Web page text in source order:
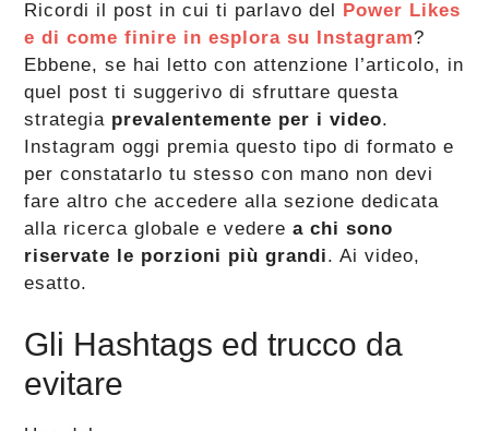
Ricordi il post in cui ti parlavo del Power Likes
e di come finire in esplora su Instagram?
Ebbene, se hai letto con attenzione l’articolo, in
quel post ti suggerivo di sfruttare questa
strategia prevalentemente per i video.
Instagram oggi premia questo tipo di formato e
per constatarlo tu stesso con mano non devi
fare altro che accedere alla sezione dedicata
alla ricerca globale e vederea chi sono
riservate le porzioni più grandi. Ai video,
esatto.
Gli Hashtags ed trucco da
evitare